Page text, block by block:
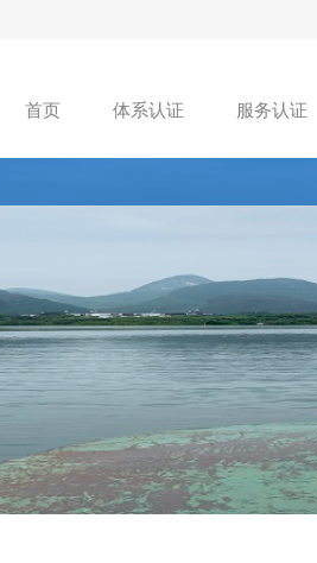
首页 体系认证 服务认证